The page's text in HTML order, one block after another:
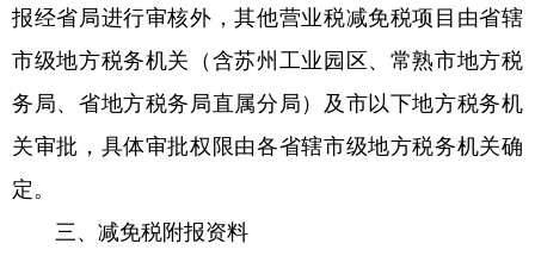
报经省局进行审核外，其他营业税减免税项目由省辖
市级地方税务机关（含苏州工业园区、常熟市地方税
务局、省地方税务局直属分局）及市以下地方税务机
关审批，具体审批权限由各省辖市级地方税务机关确
定。
三、减免税附报资料